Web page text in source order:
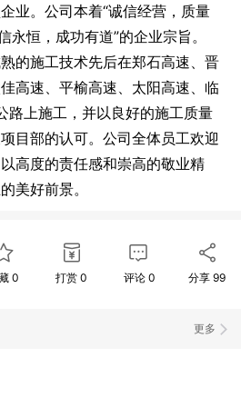
业。公司本着“诚信经营，质量
永恒，成功有道”的企业宗旨。
的施工技术先后在郑石高速、晋
高速、平榆高速、太阳高速、临
路上施工，并以良好的施工质量
目部的认可。公司全体员工欢迎
高度的责任感和崇高的敬业精
美好前景。
0 打赏 0 评论 0 分享99
更多